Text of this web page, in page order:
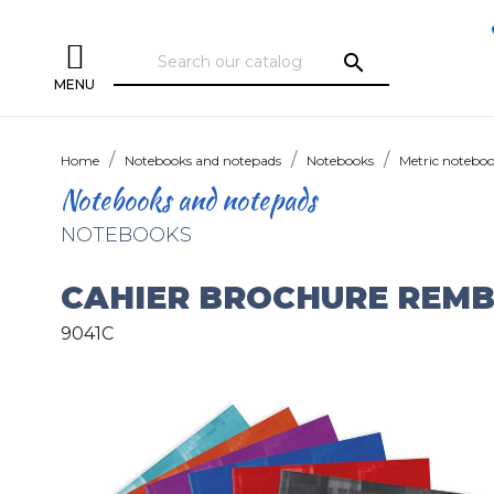
MENU
search
Home Notebooks and notepads Notebooks Metric
Notebooks and notepads
NOTEBOOKS
CAHIER BROCHURE
9041C